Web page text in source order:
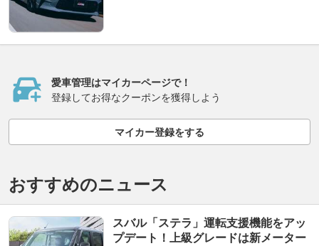
愛車管理はマイカーページで！
登録してお得なクーポンを獲得しよう
マイカー登録をする
おすすめのニュース
スバル「ステラ」運転支援機能をアッ
プデート！上級グレードは新メーター